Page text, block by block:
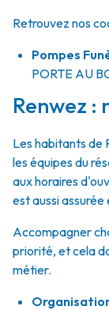
Retrouvez nos
Pompes
PORTE AU
Renwez :
Les habitants de
les équipes du
aux horaires
est aussi
Accompagner
priorité, et cela
métier.